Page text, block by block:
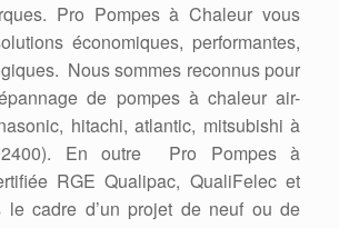
Pro Pompes à Chaleur vous
économiques, performantes,
Nous sommes reconnus pour
de pompes à chaleur air-
hitachi, atlantic, mitsubishi à
En outre Pro Pompes à
RGE Qualipac, QualiFelec et
le cadre d’un projet de neuf ou de